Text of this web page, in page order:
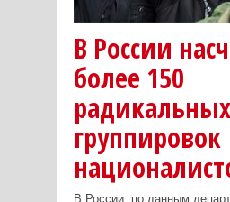
В России
более 150
радикальных
группировок
В России, по данным